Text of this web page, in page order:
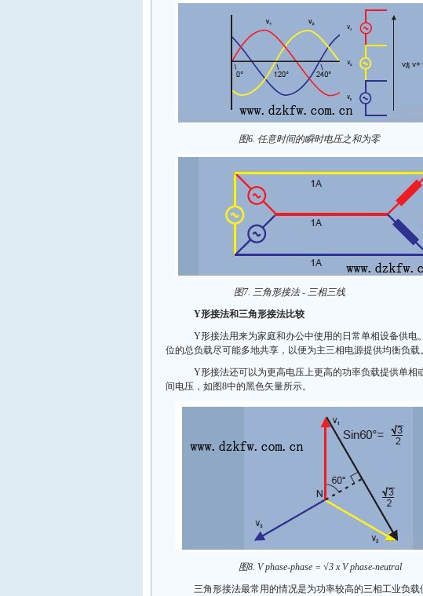
图6. 任意时间的瞬时电压之和为零
图7. 三角形接法 - 三相三线
Y形接法和三角形接法比较
Y形接法用来为家庭和办公中使用的日常单相设备供电
位的总负载尽可能多地共享，以便为主三相电源提供均衡负载
Y形接法还可以为更高电压上更高的功率负载提供单相
间电压，如图8中的黑色矢量所示。
图8. V phase-phase = √3 x V phase-neutral
三角形接法最常用的情况是为功率较高的三相工业负载